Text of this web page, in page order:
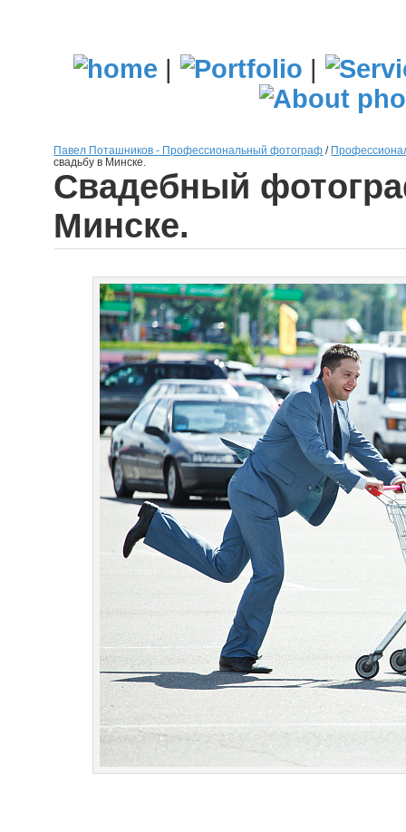
| |
Павел Поташников - Профессиональный фотограф /
свадьбу в Минске.
Свадебный
Минске.